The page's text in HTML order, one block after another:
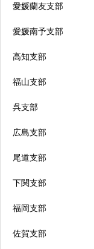
愛媛蘭友支部
愛媛南予支部
高知支部
福山支部
呉支部
広島支部
尾道支部
下関支部
福岡支部
佐賀支部